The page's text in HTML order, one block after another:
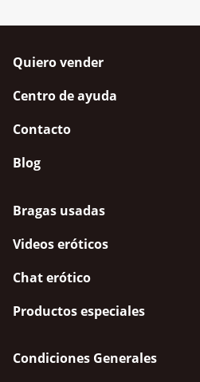
Quiero vender
Centro de ayuda
Contacto
Blog
Bragas usadas
Videos eróticos
Chat erótico
Productos especiales
Condiciones Generales